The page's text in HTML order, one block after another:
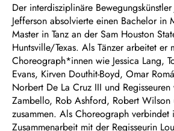
Der interdisziplinäre Bewegungskünstler
Jefferson absolvierte einen Bachelor in
Master in Tanz an der Sam Houston
Huntsville/Texas. Als Tänzer arbeitet er
Choreograph*innen wie Jessica Lang,
Evans, Kirven Douthit-Boyd, Omar
Norbert De La Cruz III und Regisseuren
Zambello, Rob Ashford, Robert Wilson
zusammen. Als Choreograph verbindet
Zusammenarbeit mit der Regisseurin